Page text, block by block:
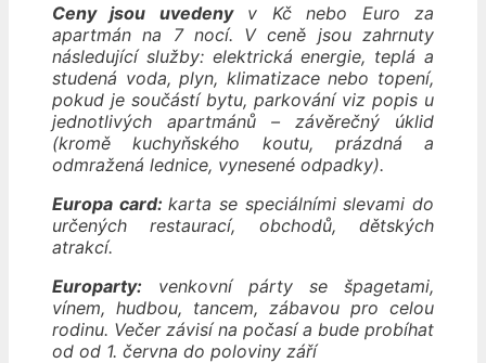
Ceny jsou uvedenyv Kč nebo Euro za
apartmán na 7 nocí. V ceně jsou zahrnuty
následující služby: elektrická energie, teplá a
studená voda, plyn, klimatizace nebo topení,
pokud je součástí bytu, parkování viz popis u
jednotlivých apartmánů – závěrečný úklid
(kromě kuchyňského koutu, prázdná a
odmražená lednice, vynesené odpadky).
Europa card:karta se speciálními slevami do
určených restaurací, obchodů, dětských
atrakcí.
Europarty: venkovní párty se špagetami,
vínem, hudbou, tancem, zábavou pro celou
rodinu. Večer závisí na počasí a bude probíhat
od od 1. června do poloviny září